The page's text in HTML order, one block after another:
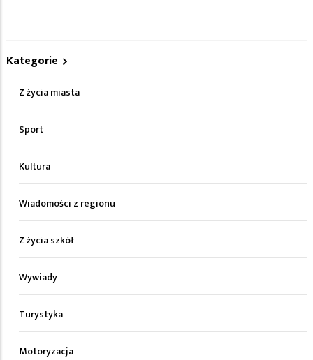
Kategorie
Z życia miasta
Sport
Kultura
Wiadomości z regionu
Z życia szkół
Wywiady
Turystyka
Motoryzacja